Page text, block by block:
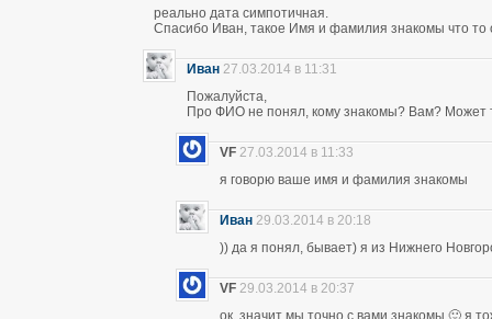
реально дата симпотичная.
Спасибо Иван, такое Имя и фамилия знакомы что то
Иван 27.03.2014 в 11:31
Пожалуйста,
Про ФИО не понял, кому знакомы? Вам? Может
VF 27.03.2014 в 11:33
я говорю ваше имя и фамилия знакомы
Иван 29.03.2014 в 20:18
)) да я понял, бывает) я из Нижнего
VF 29.03.2014 в 20:37
ок, значит мы точно с вами знакомы 🙂 я